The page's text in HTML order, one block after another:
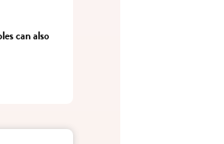
can also